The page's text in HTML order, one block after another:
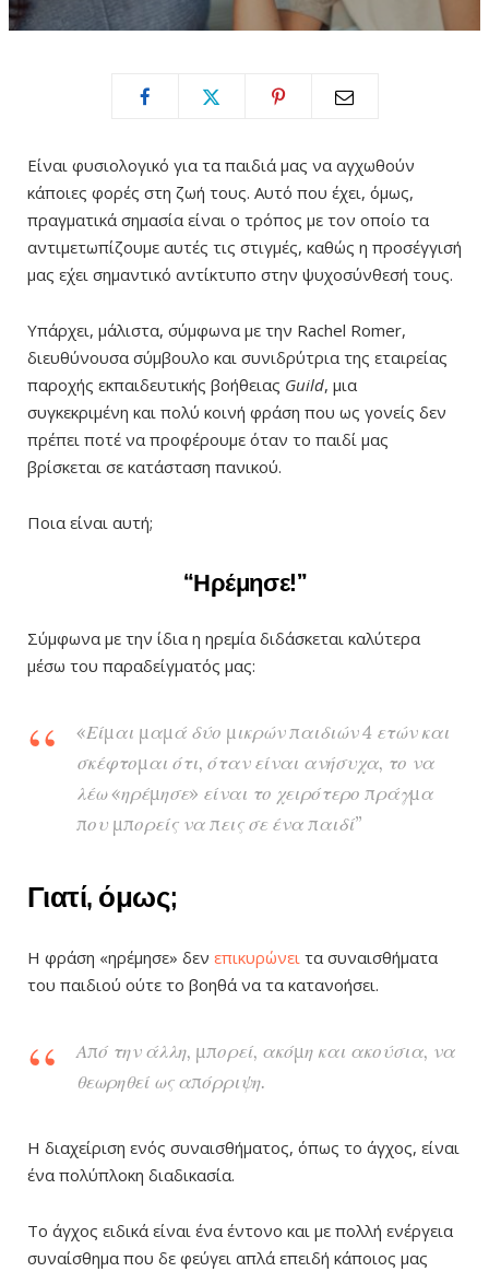
Είναι φυσιολογικό για τα παιδιά μας να αγχωθούν
κάποιες φορές στη ζωή τους. Αυτό που έχει, όμως,
πραγματικά σημασία είναι ο τρόπος με τον οποίο τα
αντιμετωπίζουμε αυτές τις στιγμές, καθώς η προσέγγισή
μας ε΄χει σημαντικό αντίκτυπο στην ψυχοσύνθεσή τους.
Υπάρχει, μάλιστα, σύμφωνα με την Rachel Romer,
διευθύνουσα σύμβουλο και συνιδρύτρια της εταιρείας
παροχής εκπαιδευτικής βοήθειας Guild, μια
συγκεκριμένη και πολύ κοινή φράση που ως γονείς δεν
πρέπει ποτέ να προφέρουμε όταν το παιδί μας
βρίσκεται σε κατάσταση πανικού.
Ποια είναι αυτή;
“Ηρέμησε!”
Σύμφωνα με την ίδια η ηρεμία διδάσκεται καλύτερα
μέσω του παραδείγματός μας:
«Είμαι μαμά δύο μικρών παιδιών 4 ετών και
σκέφτομαι ότι, όταν είναι ανήσυχα, το να
λέω «ηρέμησε» είναι το χειρότερο πράγμα
που μπορείς να πεις σε ένα παιδί”
Γιατί, όμως;
Η φράση «ηρέμησε» δεν επικυρώνει τα συναισθήματα
του παιδιού ούτε το βοηθά να τα κατανοήσει.
Από την άλλη, μπορεί, ακόμη και ακούσια, να
θεωρηθεί ως απόρριψη.
Η διαχείριση ενός συναισθήματος, όπως το άγχος, είναι
ένα πολύπλοκη διαδικασία.
Το άγχος ειδικά είναι ένα έντονο και με πολλή ενέργεια
συναίσθημα που δε φεύγει απλά επειδή κάποιος μας